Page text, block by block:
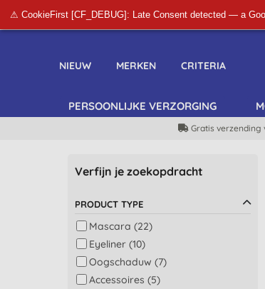
⚠ CookieFirst [CF_DEBUG]: Late Consent detected — a
NIEUW MERKEN CRITERIA
PERSOONLIJKE VERZORGING
Gratis verzending
Verfijn je zoekopdracht
PRODUCT TYPE
Mascara (22)
Eyeliner (10)
Oogschaduw (7)
Accessoires (5)